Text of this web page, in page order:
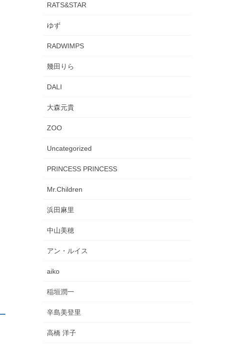
RATS&STAR
ゆず
RADWIMPS
幾田りら
DALI
大森元貴
ZOO
Uncategorized
PRINCESS PRINCESS
Mr.Children
浜田麻里
中山美穂
アン・ルイス
aiko
稲垣潤一
辛島美登里
高橋 洋子